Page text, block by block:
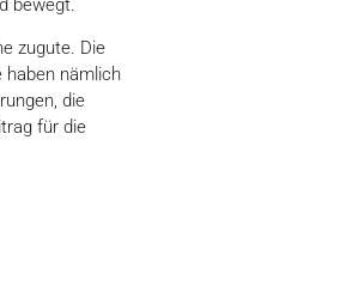
bewegt.
zugute. Die
haben nämlich
die
für die